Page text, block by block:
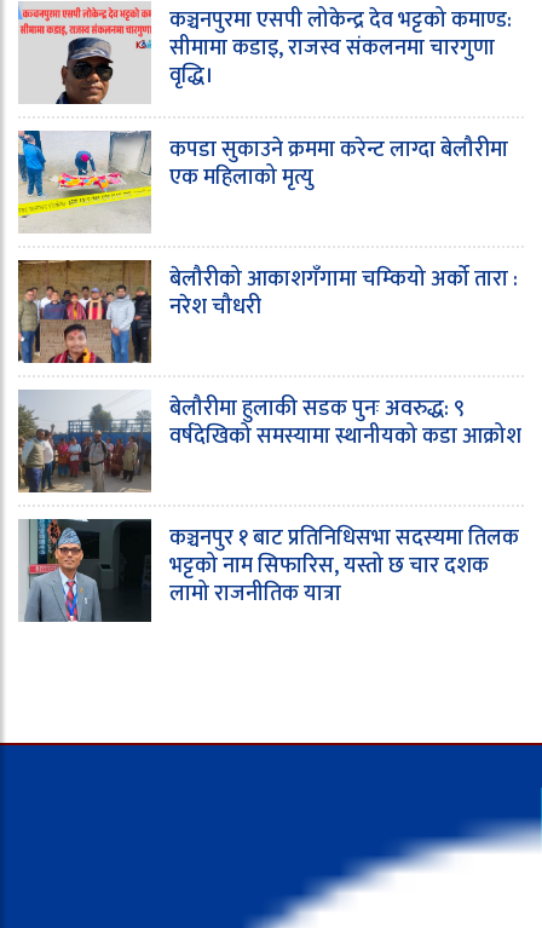
कञ्चनपुरमा एसपी लोकेन्द्र देव भट्टको कमाण्ड:
सीमामा कडाइ, राजस्व संकलनमा चारगुणा
वृद्धि।
कपडा सुकाउने क्रममा करेन्ट लाग्दा बेलौरीमा
एक महिलाको मृत्यु
बेलौरीको आकाशगँगामा चम्कियो अर्को तारा :
नरेश चौधरी
बेलौरीमा हुलाकी सडक पुनः अवरुद्ध: ९
वर्षदेखिको समस्यामा स्थानीयको कडा आक्रोश
कञ्चनपुर १ बाट प्रतिनिधिसभा सदस्यमा तिलक
भट्टको नाम सिफारिस, यस्तो छ चार दशक
लामो राजनीतिक यात्रा